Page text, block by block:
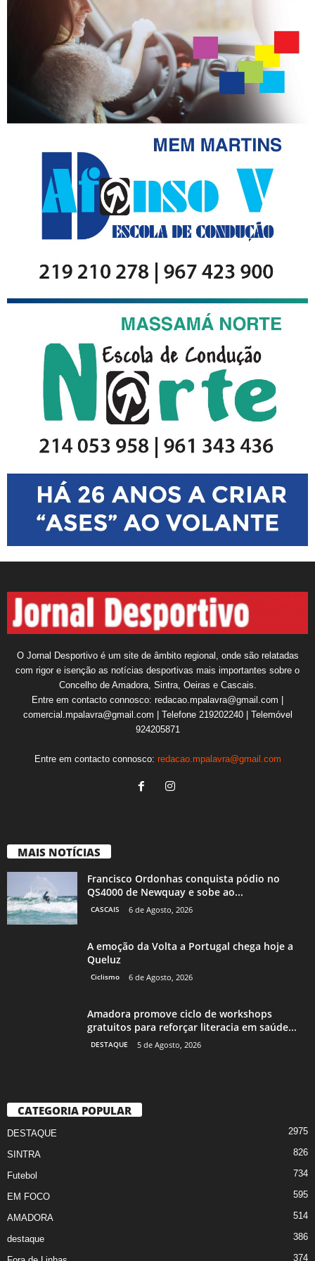
O Jornal Desportivo é um site de âmbito regional, onde são relatadas
com rigor e isenção as notícias desportivas mais importantes sobre o
Concelho de Amadora, Sintra, Oeiras e Cascais.
Entre em contacto connosco: redacao.mpalavra@gmail.com |
comercial.mpalavra@gmail.com | Telefone 219202240 | Telemóvel
924205871
Entre em contacto connosco: redacao.mpalavra@gmail.com
MAIS NOTÍCIAS
Francisco Ordonhas conquista pódio no
QS4000 de Newquay e sobe ao...
CASCAIS 6 de Agosto, 2026
A emoção da Volta a Portugal chega hoje a
Queluz
Ciclismo 6 de Agosto, 2026
Amadora promove ciclo de workshops
gratuitos para reforçar literacia em saúde...
DESTAQUE 5 de Agosto, 2026
CATEGORIA POPULAR
DESTAQUE 2975
SINTRA 826
Futebol 734
EM FOCO 595
AMADORA 514
destaque 386
374